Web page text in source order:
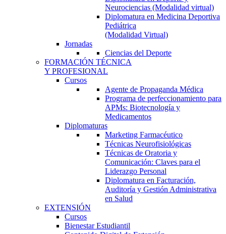
Neurociencias (Modalidad virtual)
Diplomatura en Medicina Deportiva
Pediátrica
(Modalidad Virtual)
Jornadas
Ciencias del Deporte
FORMACIÓN TÉCNICA
Y PROFESIONAL
Cursos
Agente de Propaganda Médica
Programa de perfeccionamiento para
APMs: Biotecnología y
Medicamentos
Diplomaturas
Marketing Farmacéutico
Técnicas Neurofisiológicas
Técnicas de Oratoria y
Comunicación: Claves para el
Liderazgo Personal
Diplomatura en Facturación,
Auditoría y Gestión Administrativa
en Salud
EXTENSIÓN
Cursos
Bienestar Estudiantil